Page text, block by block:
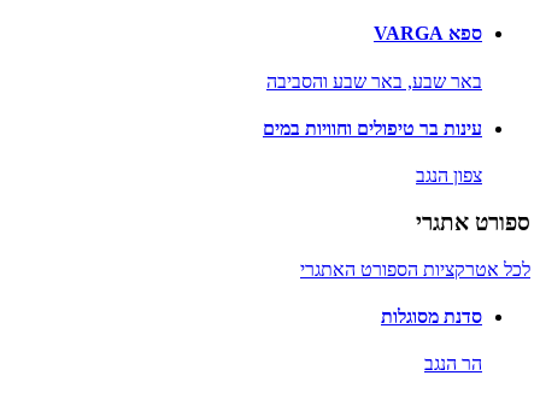
ספא VARGA
באר שבע, באר שבע והסביבה
עינות בר טיפולים וחוויות במים
צפון הנגב
ספורט אתגרי
לכל אטרקציות הספורט האתגרי
סדנת מסוגלות
הר הנגב